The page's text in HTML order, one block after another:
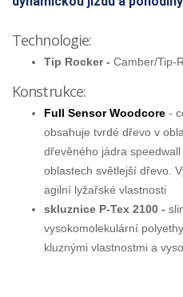
Technologie:
Tip Rocker - Camber/Tip-
Konstrukce:
Full Sensor Woodcore -
obsahuje tvrdé dřevo v
dřevěného jádra
oblastech světlejší dřevo.
agilní lyžařské vlastnosti
skluznice P-Tex 2100 -
vysokomolekulární
kluznými vlastnostmi a